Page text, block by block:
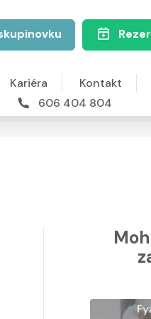
Kariéra
Kontakt
606 404 804